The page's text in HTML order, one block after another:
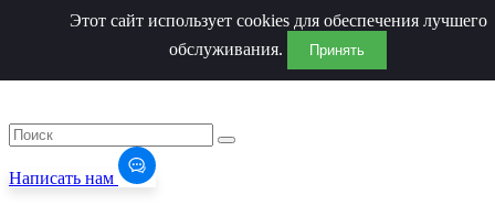
Написать нам
Этот сайт использует cookies для обеспечения лучшего
обслуживания.
Принять